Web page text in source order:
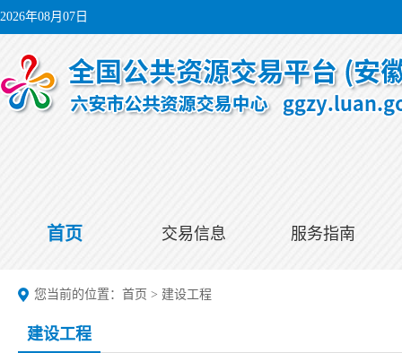
2026年08月07日
首页 交易信息 服务指南
您当前的位置： 首页 > 建设工程
建设工程